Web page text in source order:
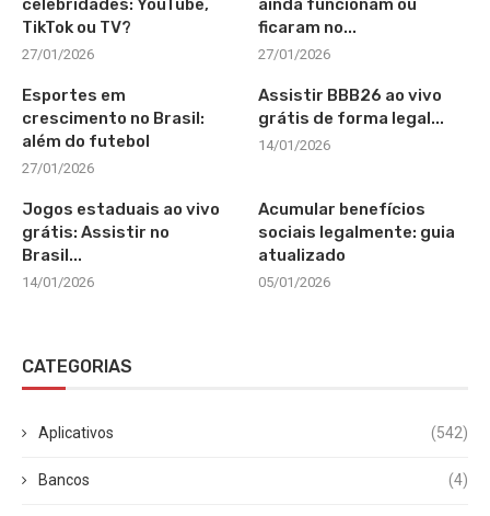
celebridades: YouTube,
TikTok ou TV?
27/01/2026
ainda funcionam ou
ficaram no...
27/01/2026
Esportes em
crescimento no Brasil:
além do futebol
27/01/2026
Assistir BBB26 ao vivo
grátis de forma legal...
14/01/2026
Jogos estaduais ao vivo
grátis: Assistir no
Brasil...
14/01/2026
Acumular benefícios
sociais legalmente: guia
atualizado
05/01/2026
CATEGORIAS
Aplicativos (542)
Bancos (4)